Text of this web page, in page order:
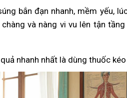
bắn đạn nhanh, mềm yếu,
và nàng vi vu lên tận
nhanh nhất là dùng thuốc